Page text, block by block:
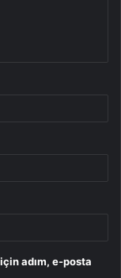
adım, e-posta